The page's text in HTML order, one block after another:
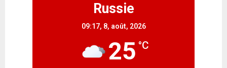
Russie
09:17, 8, août, 2026
25 °C